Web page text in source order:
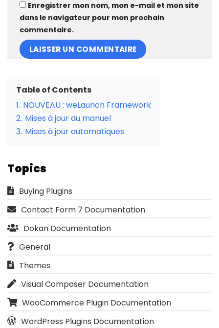
Enregistrer mon nom, mon e-mail et mon site
dans le navigateur pour mon prochain
commentaire.
Table of Contents
1. NOUVEAU : weLaunch Framework
2. Mises à jour du manuel
3. Mises à jour automatiques
Topics
Buying Plugins
Contact Form 7 Documentation
Dokan Documentation
General
Themes
Visual Composer Documentation
WooCommerce Plugin Documentation
WordPress Plugins Documentation